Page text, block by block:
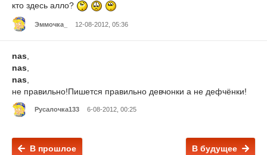
кто здесь алло?
Эммочка_ 12-08-2012, 05:36
nas
nas
nas
не правильно!Пишется правильно девчонки а не дефчёнки!
Русалочка133 6-08-2012, 00:25
В будущее
В прошлое